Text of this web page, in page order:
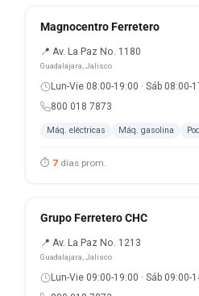
Magnocentro Ferretero
📍 Av. La Paz No. 1180
Guadalajara, Jalisco
Lun-Vie 08:00-19:00 · Sáb 08:00-
800 018 7873
Máq. eléctricas Máq. gasolina
⏱ 7 días prom.
Grupo Ferretero CHC
📍 Av. La Paz No. 1213
Guadalajara, Jalisco
Lun-Vie 09:00-19:00 · Sáb 09:00-